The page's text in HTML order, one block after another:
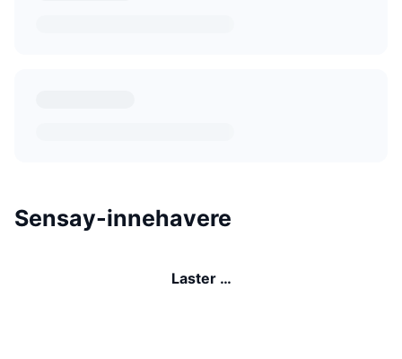
Sensay-innehavere
Laster …